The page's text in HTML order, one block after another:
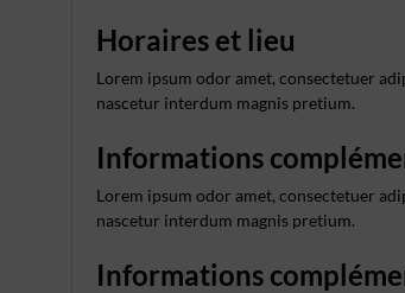
Horaires et lieu
Lorem ipsum odor amet, consectetuer
nascetur interdum magnis pretium.
Informations
Lorem ipsum odor amet, consectetuer
nascetur interdum magnis pretium.
Informations